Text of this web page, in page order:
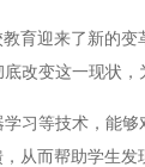
迎来了新的变
改变这一现状，
等技术，能够
从而帮助学生